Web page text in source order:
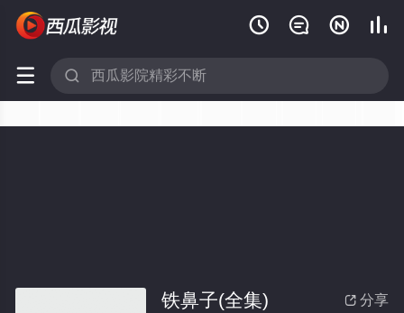
   
 
 分享
铁鼻子(全集)